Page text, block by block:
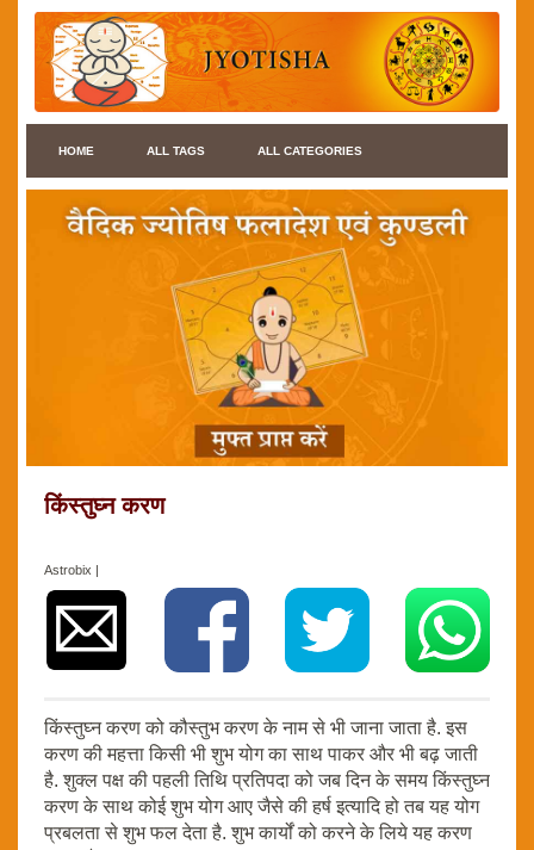
HOME ALL TAGS ALL CATEGORIES
किंस्तुघ्न करण
Astrobix |
किंस्तुघ्न करण को कौस्तुभ करण के नाम से भी जाना जाता है. इस
करण की महत्ता किसी भी शुभ योग का साथ पाकर और भी बढ़ जाती
है. शुक्ल पक्ष की पहली तिथि प्रतिपदा को जब दिन के समय किंस्तुघ्न
करण के साथ कोई शुभ योग आए जैसे की हर्ष इत्यादि हो तब यह योग
प्रबलता से शुभ फल देता है. शुभ कार्यों को करने के लिये यह करण